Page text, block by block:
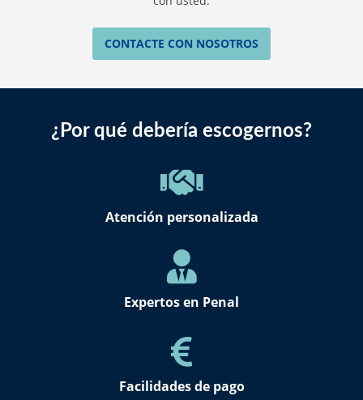
CONTACTE CON NOSOTROS
¿Por qué debería escogernos?
Atención personalizada
Expertos en Penal
Facilidades de pago